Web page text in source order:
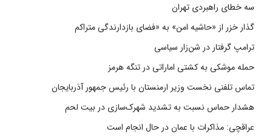
سه خطای راهبردی تهران
گذار خزر از «حاشیه امن» به «فضای بازدارندگی متراکم
ترامپ گرفتار در شن‌زار سیاسی
حمله موشکی به کشتی اماراتی در تنگه هرمز
تماس تلفنی نخست وزیر ارمنستان با رئیس جمهور آذربایجان
هشدار حماس نسبت به تشدید شهرک‌سازی در بیت‌ لحم
عراقچی: مذاکرات با عمان در حال انجام است